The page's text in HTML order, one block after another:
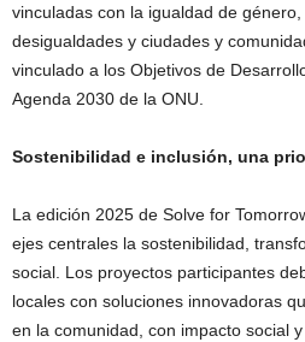
vinculadas con la igualdad de
desigualdades y ciudades y
vinculado a los Objetivos de
Agenda 2030 de la ONU.
Sostenibilidad e inclusión, una
La edición 2025 de Solve for
ejes centrales la sostenibilidad,
social. Los proyectos participantes
locales con soluciones innovadoras
en la comunidad, con impacto social